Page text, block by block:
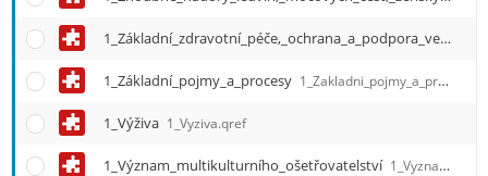
1_Základní_zdravotní_péče,_ochrana_a_podpora_veřejného_zdraví
1_Základní_pojmy_a_procesy 1_Zakladni_pojmy_a_procesy.qref
1_Výživa 1_Vyziva.qref
1_Význam_multikulturního_ošetřovatelství 1_Vyznam_multikulturniho_osetrovatelstvi.qref